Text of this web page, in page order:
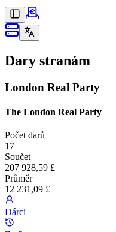
Dary stranám
London Real Party
The London Real Party
Počet darů
17
Součet
207 928,59 £
Průměr
12 231,09 £
Dárci